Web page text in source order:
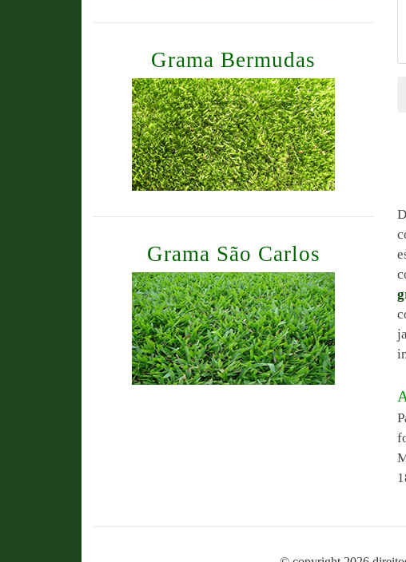
Grama Bermudas
Grama São Carlos